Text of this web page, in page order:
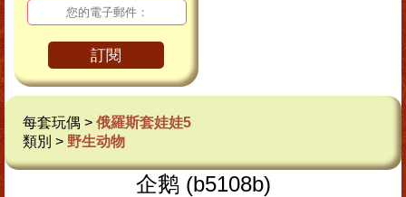
訂閱
每套玩偶 > 俄羅斯套娃娃5
類別 > 野生动物
企鹅 (b5108b)